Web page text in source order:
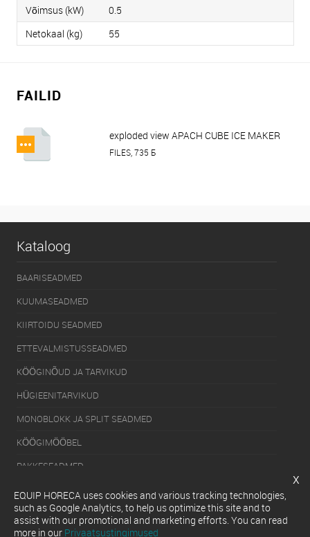
Võimsus (kW)
0.5
Netokaal (kg)
55
FAILID
exploded view APACH CUBE ICE MAKER
ACB5325B W.pdf
FILES, 735 Б
Kataloog
BAARISEADMED
KUUMASEADMED
KIIRTOIDU SEADMED
ETTEVALMISTUSSEADMED
KÖÖGINÕUD JA TARVIKUD
HÜGIEENITARVIKUD
MONOBLOKK JA SPLIT SEADMED
KÖÖGIMÖÖBEL
PAKKESEADMED
KÜLMUTUSSEADMED
SERVEERIMISSEADMED
x
EQUIP HORECA uses cookies and various tracking technologies,
such as Google Analytics, to help us optimize this site and to
assist with our promotional and marketing efforts. You can read
more in our Privaatsustingimused